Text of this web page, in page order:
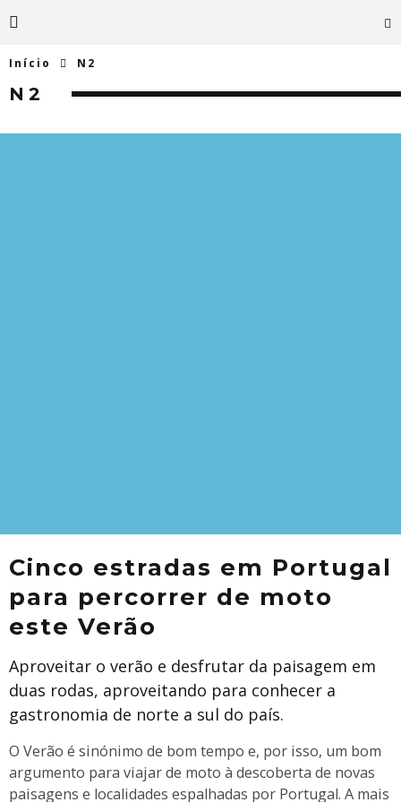
Início N2
N2
Cinco estradas em Portugal
para percorrer de moto
este Verão
Aproveitar o verão e desfrutar da paisagem em
duas rodas, aproveitando para conhecer a
gastronomia de norte a sul do país.
O Verão é sinónimo de bom tempo e, por isso, um bom
argumento para viajar de moto à descoberta de novas
paisagens e localidades espalhadas por Portugal. A mais